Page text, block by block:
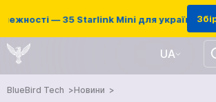
— 35 Starlink Mini для українських
UA
EN
BlueBird Tech
Новини